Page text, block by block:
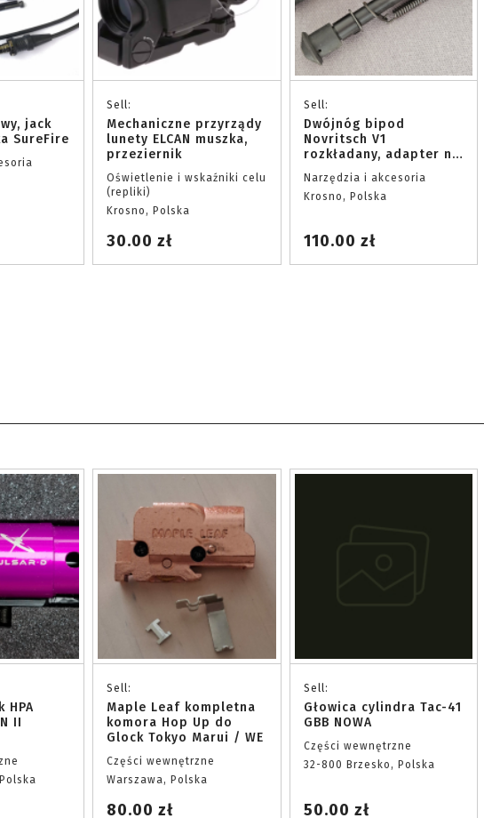
jack
SureFire
Sell:
Mechaniczne przyrządy
lunety ELCAN muszka,
przeziernik
Oświetlenie i wskaźniki celu
(repliki)
Krosno, Polska
30.00 zł
Sell:
Dwójnóg bipod
Novritsch V1
rozkładany, adapter na
szynę 22mm
Narzędzia i akcesoria
Krosno, Polska
110.00 zł
HPA
II
Sell:
Maple Leaf kompletna
komora Hop Up do
Glock Tokyo Marui / WE
Części wewnętrzne
Warszawa, Polska
80.00 zł
Sell:
Głowica cylindra Tac-41
GBB NOWA
Części wewnętrzne
32-800 Brzesko, Polska
50.00 zł